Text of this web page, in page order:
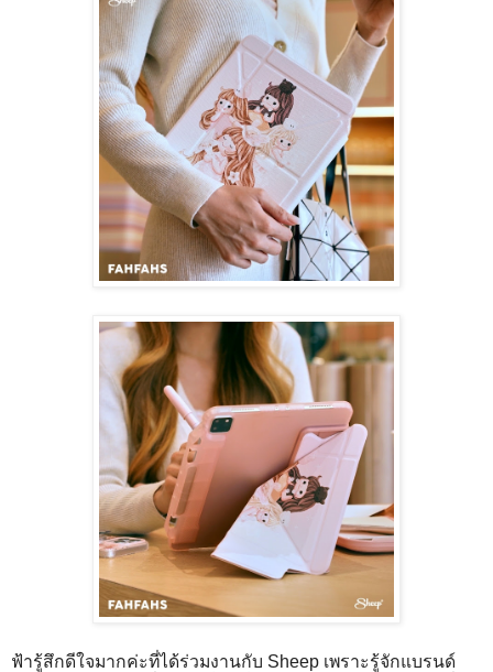
ฟ้ารู้สึกดีใจมากค่ะที่ได้ร่วมงานกับ Sheep เพราะรู้จักแบรนด์